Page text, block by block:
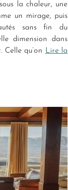
la chaleur, une
un mirage, puis
sans fin du
dimension dans
Celle qu’on Lire la